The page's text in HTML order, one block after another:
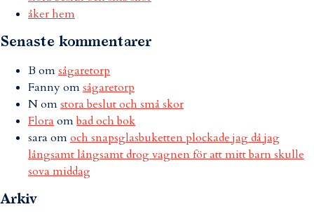
åker hem
Senaste kommentarer
B omsågaretorp
Fannyomsågaretorp
Nomstora beslut och små skor
Flora ombad och bok
sara omoch snapsglasbuketten plockade jag då jag
långsamt långsamt drog vagnen för att mitt barn skulle
sova middag
Arkiv